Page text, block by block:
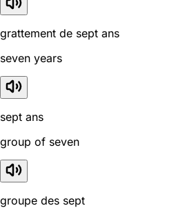
grattement de sept ans
seven years
sept ans
group of seven
groupe des sept